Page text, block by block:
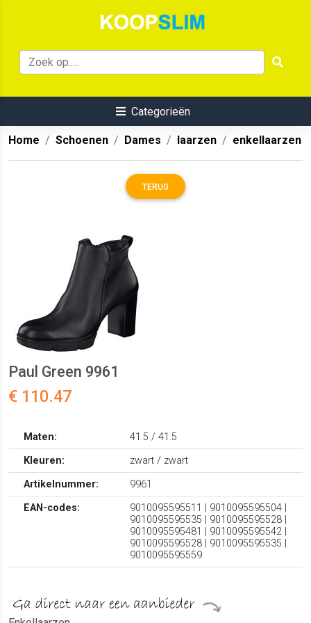
Categorieën
Home Schoenen Dames laarzen enkellaarzen
TERUG
Paul Green 9961
€ 110.47
Maten:
41.5 / 41.5
Kleuren:
zwart / zwart
Artikelnummer:
9961
EAN-codes:
9010095595511 | 9010095595504 |
9010095595535 | 9010095595528 |
9010095595481 | 9010095595542 |
9010095595528 | 9010095595535 |
9010095595559